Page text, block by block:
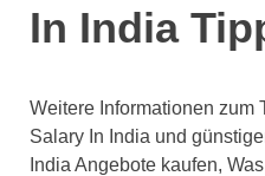
In India
Weitere Informationen zum
Salary In India und
India Angebote kaufen,